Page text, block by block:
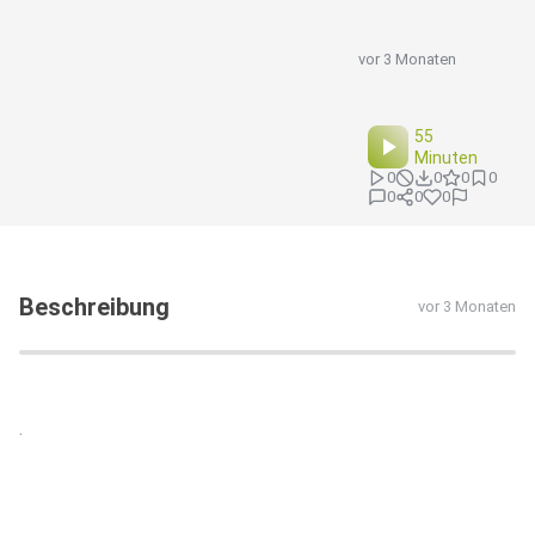
vor 3 Monaten
55
Minuten
0 0 0
0
0
0 0
Beschreibung vor 3 Monaten
.